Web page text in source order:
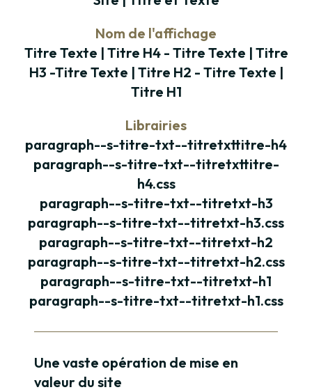
tortor interdum nulla. Pellentesque nulla arcu,
rhoncus ut erat eget, posuere maximus velit.
Pellentesque vitae placerat tortor.
Nom de l'affichage
Titre Texte | Titre H4 - Titre Texte | Titre
H3 -Titre Texte | Titre H2 - Titre Texte |
Titre H1
Librairies
paragraph--s-titre-txt--titretxttitre-h4
paragraph--s-titre-txt--titretxttitre-
h4.css
paragraph--s-titre-txt--titretxt-h3
paragraph--s-titre-txt--titretxt-h3.css
paragraph--s-titre-txt--titretxt-h2
paragraph--s-titre-txt--titretxt-h2.css
paragraph--s-titre-txt--titretxt-h1
paragraph--s-titre-txt--titretxt-h1.css
Une vaste opération de mise en
valeur du site